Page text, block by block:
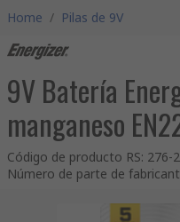
Home / Pilas de 9V
9V Batería
manganeso
Código de producto RS: 276-
Número de parte de